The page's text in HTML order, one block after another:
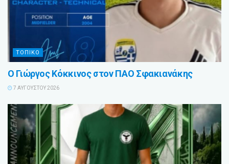
ΤΟΠΙΚΟ
Ο Γιώργος Κόκκινος στον ΠΑΟ Σφακιανάκης
7 ΑΥΓΟΎΣΤΟΥ 2026